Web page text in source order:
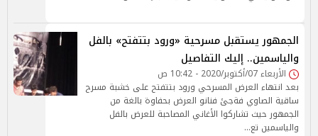
الجمهور يستقبل مسرحية «ورود بتتفتح» بالفل
والياسمين.. إليك التفاصيل
الأربعاء 07/أكتوبر/2020 - 10:42 ص
بعد انتهاء العرض المسرحي ورود بتتفتح على خشبة مسرح
ساقية الصاوي فةجئ فنانو العرض بحفاوة بالغة من
الجمهور حيث تشاركوا الأغاني المصاحبة للعرض بالفل
والياسمين تع…